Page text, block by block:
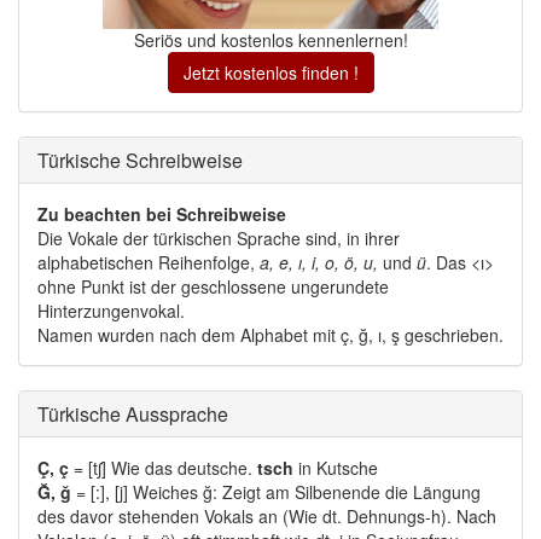
Seriös und kostenlos kennenlernen!
Jetzt kostenlos finden !
Türkische Schreibweise
Zu beachten bei Schreibweise
Die Vokale der türkischen Sprache sind, in ihrer
alphabetischen Reihenfolge, a, e, ı, i, o, ö, u, und ü. Das <ı>
ohne Punkt ist der geschlossene ungerundete
Hinterzungenvokal.
Namen wurden nach dem Alphabet mit ç, ğ, ı, ş geschrieben.
Türkische Aussprache
Ç, ç = [tʃ] Wie das deutsche. tsch in Kutsche
Ğ, ğ = [:], [j] Weiches ğ: Zeigt am Silbenende die Längung
des davor stehenden Vokals an (Wie dt. Dehnungs-h). Nach